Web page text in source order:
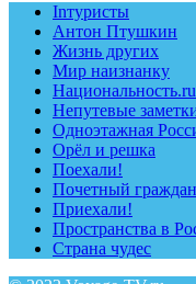
Inтуристы
Антон Птушкин
Жизнь других
Мир наизнанку
Национальность.ru
Непутевые
Одноэтажная
Орёл и решка
Поехали!
Почетный
Приехали!
Пространства в
Страна чудес